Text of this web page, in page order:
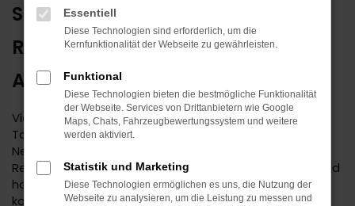
SUZUKI TAGESZULASSUNG IN
REUTLINGEN? WIR HABEN DIE
ARGUMENTE
Vielleicht haben Sie schon einmal von einer Suzuki
Tageszulassung gehört. Diese Methode, einen
Neuwagen günstiger anzubieten, ist sowohl in
Reutlingen als auch an anderen Orten wohlbekannt und
hat sich bewährt. Man nehme einen Neuwagen und
konfiguriere diesen komplett mitsamt Lackierung,
Essentiell
Diese Technologien sind erforderlich, um die
Kernfunktionalität der Webseite zu gewährleisten.
Funktional
Diese Technologien bieten die bestmögliche Funktionalität
der Webseite. Services von Drittanbietern wie Google
Maps, Chats, Fahrzeugbewertungssystem und weitere
werden aktiviert.
Statistik und Marketing
Diese Technologien ermöglichen es uns, die Nutzung der
Webseite zu analysieren, um die Leistung zu messen und